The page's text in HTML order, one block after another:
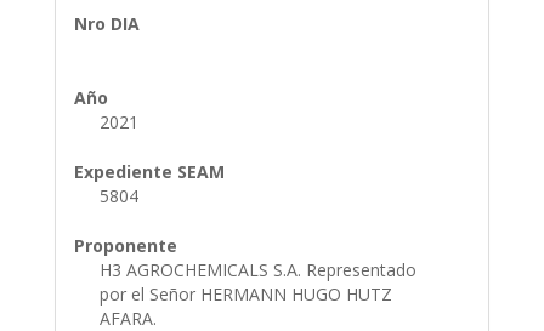
Nro DIA
Año
2021
Expediente SEAM
5804
Proponente
H3 AGROCHEMICALS S.A. Representado
por el Señor HERMANN HUGO HUTZ
AFARA.